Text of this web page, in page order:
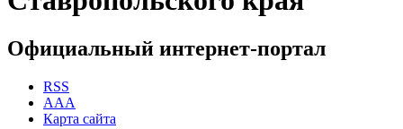
Официальный интернет-портал
RSS
AAA
Карта сайта